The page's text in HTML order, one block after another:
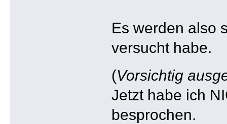
Es werden also
versucht habe.
(Vorsichtig
Jetzt habe ich
besprochen.